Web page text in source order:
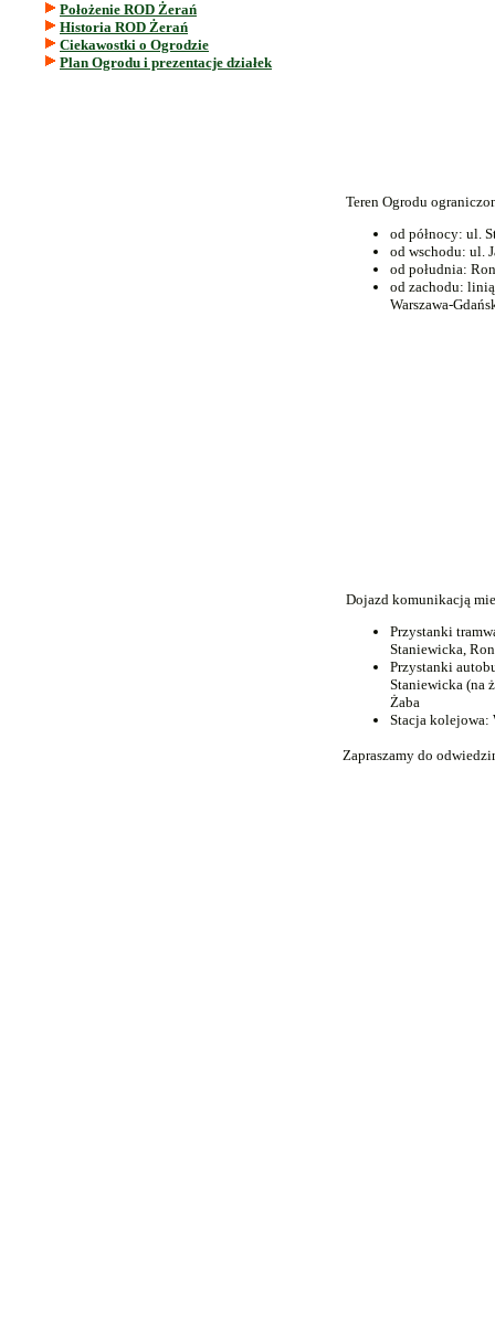
Położenie ROD Żerań
Historia ROD Żerań
Ciekawostki o Ogrodzie
Plan Ogrodu i prezentacje działek
Teren Ogrodu
od północy: ul.
od wschodu: ul.
od południa:
od zachodu:
Warszawa-
Dojazd komunikacją
Przystanki
Staniewicka,
Przystanki
Staniewicka (na
Żaba
Stacja kolejowa:
Zapraszamy do